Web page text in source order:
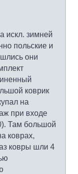
искл. зимней
польские и
они
коврик
на
при входе
Там большой
коврах,
ковры шли 4